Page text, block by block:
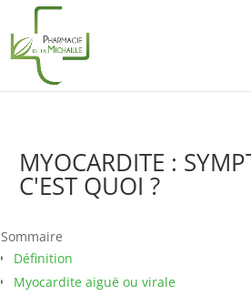
MYOCARDITE :
C'EST QUOI ?
Sommaire
Définition
Myocardite aiguë ou virale